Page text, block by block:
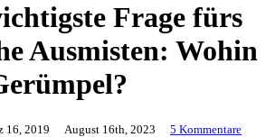
Frage fürs
Ausmisten: Wohin
16, 2019 August 16th, 2023 5 Kommentare